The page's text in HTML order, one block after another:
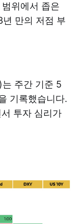
위에서 좁은
만의 저점 부
주간 기준 5
기록했습니다.
투자 심리가